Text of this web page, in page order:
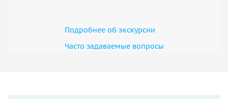
Подробнее об экскурсии
Часто задаваемые вопросы